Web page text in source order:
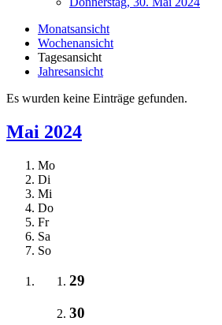
Monatsansicht
Wochenansicht
Tagesansicht
Jahresansicht
Es wurden keine Einträge gefunden.
Mai 2024
Mo
Di
Mi
Do
Fr
Sa
So
29
30